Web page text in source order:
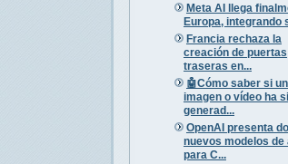
Meta AI llega
Europa, integrando
Francia rechaza la
creación de puertas
traseras en...
🤖Cómo saber si
imagen o vídeo ha
generad...
OpenAI presenta
nuevos modelos de
para C...